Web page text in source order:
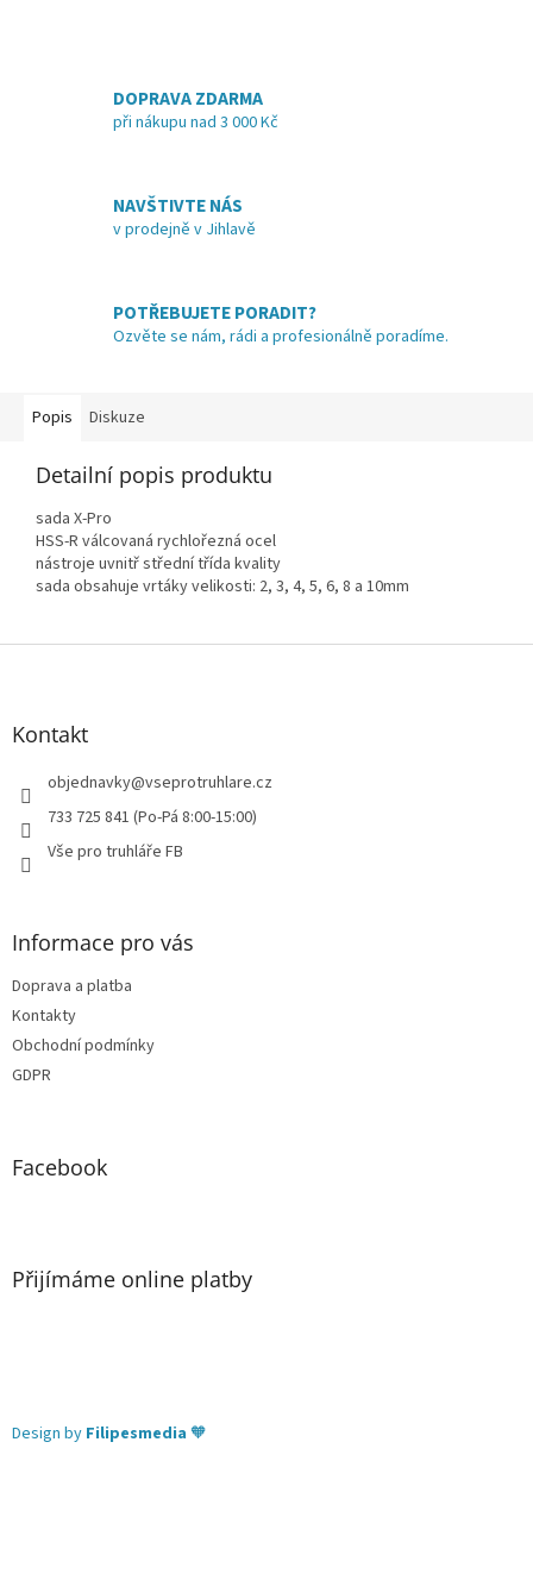
DOPRAVA ZDARMA
při nákupu nad 3 000 Kč
NAVŠTIVTE NÁS
v prodejně v Jihlavě
POTŘEBUJETE PORADIT?
Ozvěte se nám, rádi a profesionálně poradíme.
Popis Diskuze
Detailní popis produktu
sada X-Pro
HSS-R válcovaná rychlořezná ocel
nástroje uvnitř střední třída kvality
sada obsahuje vrtáky velikosti: 2, 3, 4, 5, 6, 8 a 10mm
Z
Kontakt
objednavky@vseprotruhlare.cz
733 725 841 (Po-Pá 8:00-15:00)
Vše pro truhláře FB
Informace pro vás
Doprava a platba
Kontakty
Obchodní podmínky
GDPR
Facebook
Přijímáme online platby
Design by Filipesmedia 🧡